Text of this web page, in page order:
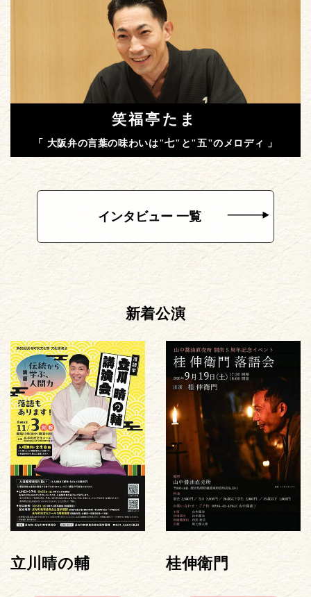
笑福亭たま
「 大阪弁の言葉の味わいは"七"と"五"のメロディ 」
インタビュー 一覧
新着公演
立川晴の輔 桂伸衛門